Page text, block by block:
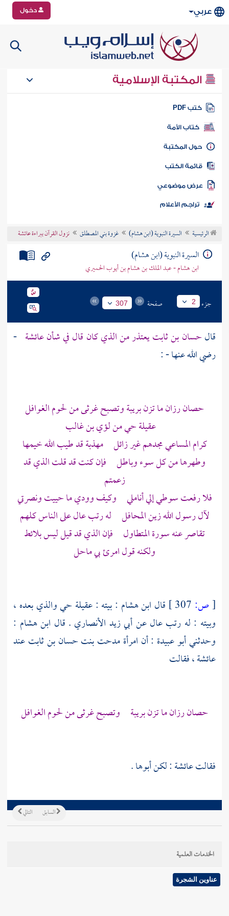
عربي دخول
المكتبة الإسلامية
كتب PDF
كتاب الأمة
المكتبة
الكتب
موضوعي
تراجم الأعلام
الرئيسية السيرة النبوية (ابن هشام) غزوة بني المصطلق نزول القرآن ببراءة عائشة
السيرة النبوية (ابن هشام)
ابن هشام - عبد الملك بن هشام بن أيوب الحميري
جزء 2 صفحة 307
قالحسان بن ثابتيعتذر من الذي كان قال في شأنعائشة -
رضي الله عنها - :
حصان رزان ما تزن بريبة وتصبح غرثى من لحوم الغوافل
عقيلةحي منلؤي بن غالب
كرام المساعي مجدهم غير زائل مهذبة قد طيب الله خيمها
وطهرها من كل سوء وباطل فإن كنت قد قلت الذي قد
زعمتم
فلا رفعت سوطي إلي أناملي وكيف وودي ما حييت ونصرتي
لآل رسول الله زين المحافل له رتب عال على الناس كلهم
تقاصر عنه سورة المتطاول فإن الذي قد قيل ليس بلائط
ولكنه قول امرئ بي ماحل
[ص: قال ابن هشام : بيته :عقيلة حي والذي بعده ،
وبيته : له رتب عال عنأبي زيد الأنصاري . قال ابن هشام :
وحدثنيأبو عبيدة : أن امرأة مدحت بنتحسان بن ثابتعند
عائشة، فقالت
حصان رزان ما تزن بريبة وتصبح غرثى من لحوم الغوافل
فقالتعائشة: لكن أبوها .
التالي السابق
الخدمات العلمية
عناوين الشجرة